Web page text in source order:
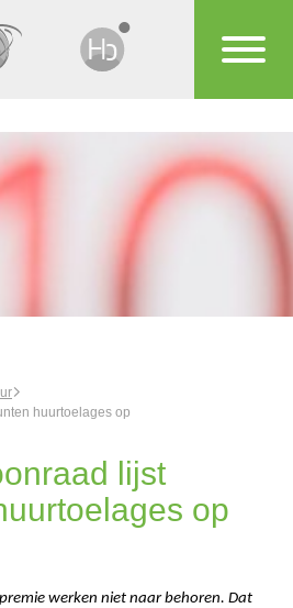
huurtoelages op
lijst
op
werken niet naar behoren. Dat